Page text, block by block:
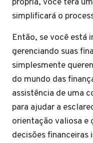
simplificará o
Então, se você está
gerenciando suas
simplesmente
do mundo das
assistência de uma
para ajudar a
orientação valiosa e
decisões financeiras